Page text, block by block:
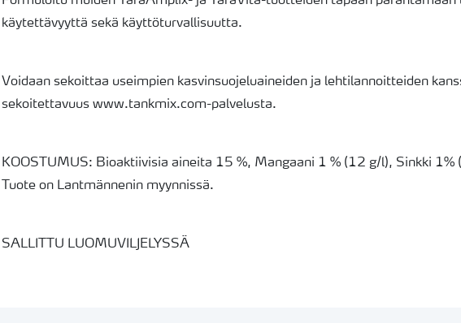
käytettävyyttä sekä käyttöturvallisuutta.
Voidaan sekoittaa useimpien kasvinsuojeluaineiden ja lehtilannoitteiden
sekoitettavuus www.tankmix.com-palvelusta.
KOOSTUMUS: Bioaktiivisia aineita 15 %, Mangaani 1 % (12 g/l), Sinkki 1%
Tuote on Lantmännenin myynnissä.
SALLITTU LUOMUVILJELYSSÄ